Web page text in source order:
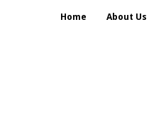
Home About Us